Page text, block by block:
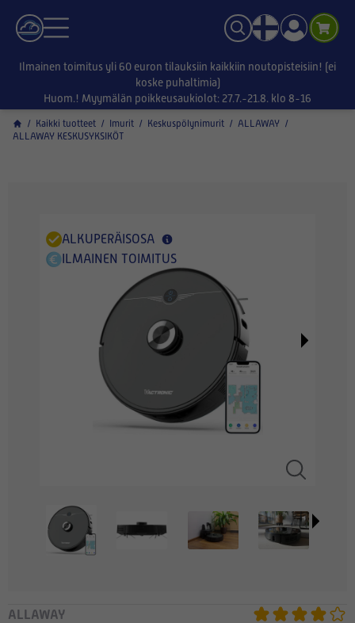
Ilmainen toimitus yli 60 euron tilauksiin kaikkiin noutopisteisiin! (ei
koske puhaltimia)
Huom.! Myymälän poikkeusaukiolot: 27.7.-21.8. klo 8-16
/ Kaikki tuotteet / Imurit / Keskuspölynimurit / ALLAWAY /
ALLAWAY KESKUSYKSIKÖT
ALKUPERÄISOSA
ILMAINEN TOIMITUS
ALLAWAY